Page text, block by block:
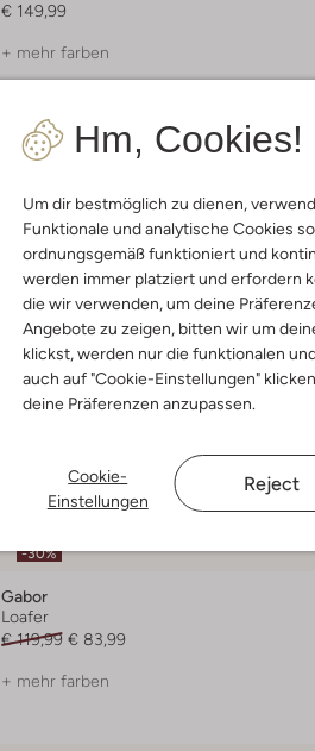
Hm, Cookies!
Um dir bestmöglich zu dienen,
Funktionale und analytische Cookies
ordnungsgemäß funktioniert und
werden immer platziert und erfordern
die wir verwenden, um deine
Angebote zu zeigen, bitten wir um
klickst, werden nur die funktionalen
auch auf "Cookie-Einstellungen"
deine Präferenzen anzupassen.
Cookie-
Einstellungen
Reject
€ 149,99
+ mehr farben
-30%
Gabor
Loafer
€ 119,99 € 83,99
+ mehr farben